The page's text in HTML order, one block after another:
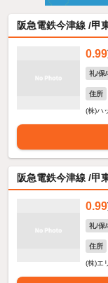
阪急電鉄今津線 /甲
0.99
礼/保
住所
(株)ハ
阪急電鉄今津線 /甲
0.99
礼/保
住所
(株)エ